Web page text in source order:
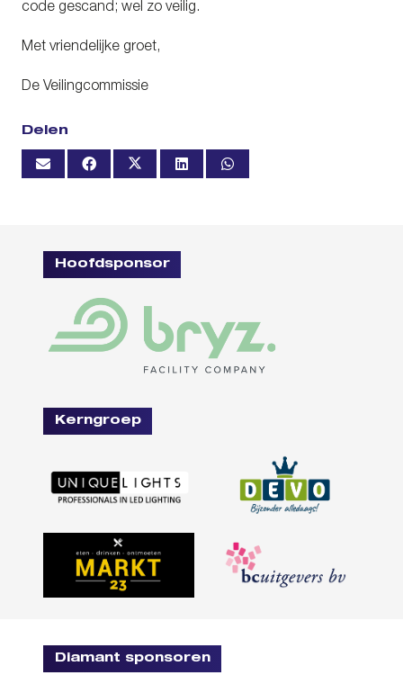
code gescand; wel zo veilig.
Met vriendelijke groet,
De Veilingcommissie
Delen
Hoofdsponsor
Kerngroep
Diamant sponsoren